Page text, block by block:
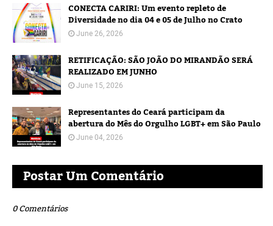
CONECTA CARIRI: Um evento repleto de
Diversidade no dia 04 e 05 de Julho no Crato
June 26, 2026
RETIFICAÇÃO: SÃO JOÃO DO MIRANDÃO SERÁ
REALIZADO EM JUNHO
June 15, 2026
Representantes do Ceará participam da
abertura do Mês do Orgulho LGBT+ em São Paulo
June 04, 2026
Postar Um Comentário
0 Comentários